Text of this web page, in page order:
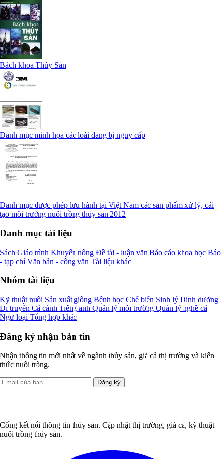
Bách khoa Thủy Sản
Danh mục minh họa các loài đang bị nguy cấp
Danh mục được phép lưu hành tại Việt Nam các sản phẩm xử lý, cải
tạo môi trường nuôi trồng thủy sản 2012
Danh mục tài liệu
Sách Giáo trình Khuyến nông Đề tài - luận văn Báo cáo khoa học Báo
- tạp chíVăn bản - công văn Tài liệu khác
Nhóm tài liệu
Kỹ thuật nuôi Sản xuất giống Bệnh học Chế biến Sinh lý Dinh dưỡng
Di truyền Cá cảnh Tiếng anh Quản lý môi trường Quản lý nghề cá
Ngư loại Tổng hợp khác
Đăng ký nhận bản tin
Nhận thông tin mới nhất về ngành thủy sản, giá cả thị trường và kiến
thức nuôi trồng.
Đăng ký
Cổng kết nối thông tin thủy sản. Cập nhật thị trường, giá cả, kỹ thuật
nuôi trồng thủy sản.